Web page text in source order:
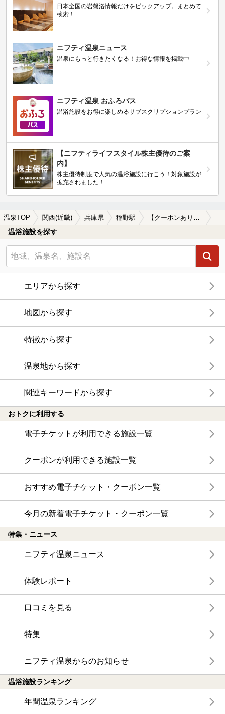
日本全国の岩盤浴情報だけをピックアップ。まとめて
検索！
ニフティ温泉ニュース
温泉にもっと行きたくなる！お得な情報を掲載中
ニフティ温泉 おふろパス
温浴施設をお得に楽しめるサブスクリプションプラン
【ニフティライフスタイル株主優待のご案
内】
株主優待制度で人気の温浴施設に行こう！対象施設が
拡充されました！
温泉TOP 関西(近畿) 兵庫県 稲野駅
温浴施設を探す
エリアから探す
地図から探す
特徴から探す
温泉地から探す
関連キーワードから探す
おトクに利用する
電子チケットが利用できる施設一覧
クーポンが利用できる施設一覧
おすすめ電子チケット・クーポン一覧
今月の新着電子チケット・クーポン一覧
特集・ニュース
ニフティ温泉ニュース
体験レポート
口コミを見る
特集
ニフティ温泉からのお知らせ
温浴施設ランキング
年間温泉ランキング